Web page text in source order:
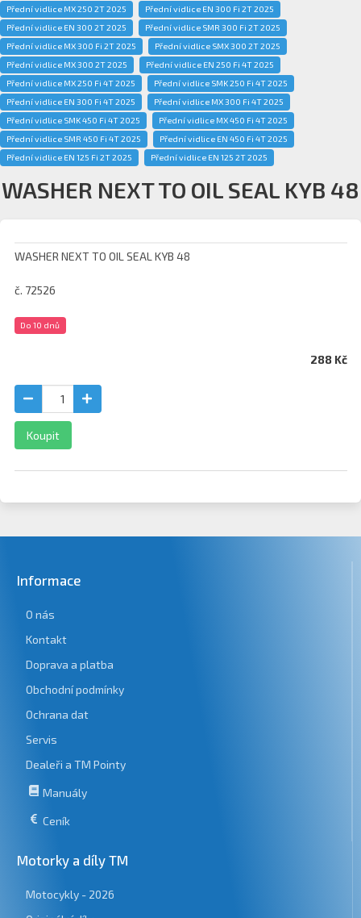
Přední vidlice MX 250 2T 2025
Přední vidlice EN 300 Fi 2T 2025
Přední vidlice EN 300 2T 2025
Přední vidlice SMR 300 Fi 2T 2025
Přední vidlice MX 300 Fi 2T 2025
Přední vidlice SMX 300 2T 2025
Přední vidlice MX 300 2T 2025
Přední vidlice EN 250 Fi 4T 2025
Přední vidlice MX 250 Fi 4T 2025
Přední vidlice SMK 250 Fi 4T 2025
Přední vidlice EN 300 Fi 4T 2025
Přední vidlice MX 300 Fi 4T 2025
Přední vidlice SMK 450 Fi 4T 2025
Přední vidlice MX 450 Fi 4T 2025
Přední vidlice SMR 450 Fi 4T 2025
Přední vidlice EN 450 Fi 4T 2025
Přední vidlice EN 125 Fi 2T 2025
Přední vidlice EN 125 2T 2025
WASHER NEXT TO OIL SEAL KYB 48
WASHER NEXT TO OIL SEAL KYB 48
č. 72526
Do 10 dnů
288 Kč
Koupit
Informace
O nás
Kontakt
Doprava a platba
Obchodní podmínky
Ochrana dat
Servis
Dealeři a TM Pointy
Manuály
Ceník
Motorky a díly TM
Motocykly - 2026